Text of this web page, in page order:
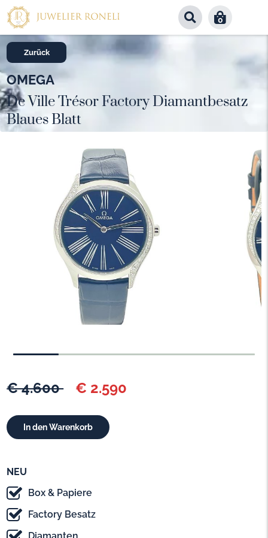
0
Zurück
€ 4.600 € 2.590
NEU
Box & Papiere
Factory Besatz
OMEGA
De Ville Trésor Factory Diamantbesatz
Blaues Blatt